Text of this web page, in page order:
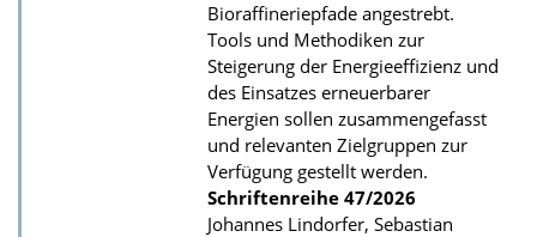
b
l
i
k
a
t
i
Bioraffineriepfade angestrebt.
Tools und Methodiken zur
Steigerung der Energieeffizienz und
des Einsatzes erneuerbarer
Energien sollen zusammengefasst
und relevanten Zielgruppen zur
Verfügung gestellt werden.
Schriftenreihe 47/2026
Johannes Lindorfer, Sebastian